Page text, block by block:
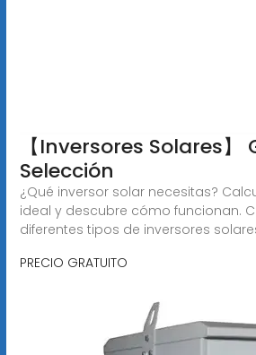
【Inversores Solares】
Selección
¿Qué inversor solar necesitas?
ideal y descubre cómo funcionan.
diferentes tipos de inversores
PRECIO GRATUITO